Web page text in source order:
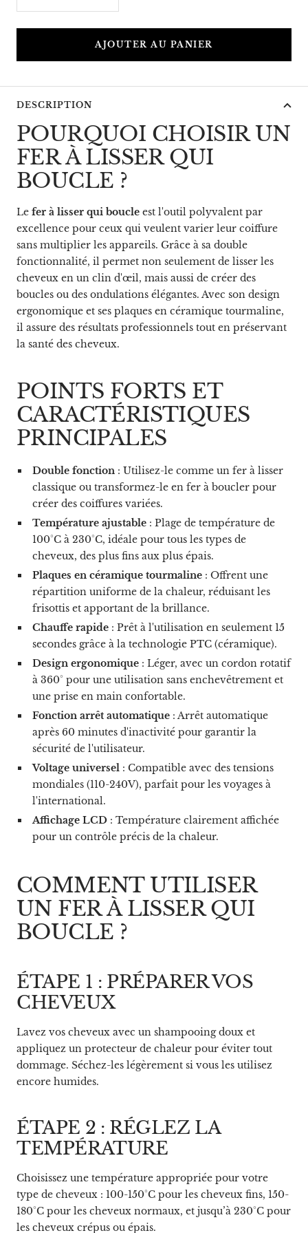
AJOUTER AU PANIER
DESCRIPTION
POURQUOI CHOISIR UN
FER À LISSER QUI
BOUCLE ?
Le fer à lisser qui boucle est l'outil polyvalent par
excellence pour ceux qui veulent varier leur coiffure
sans multiplier les appareils. Grâce à sa double
fonctionnalité, il permet non seulement de lisser les
cheveux en un clin d'œil, mais aussi de créer des
boucles ou des ondulations élégantes. Avec son design
ergonomique et ses plaques en céramique tourmaline,
il assure des résultats professionnels tout en préservant
la santé des cheveux.
POINTS FORTS ET
CARACTÉRISTIQUES
PRINCIPALES
Double fonction : Utilisez-le comme un fer à lisser
classique ou transformez-le en fer à boucler pour
créer des coiffures variées.
Température ajustable: Plage de température de
100°C à 230°C, idéale pour tous les types de
cheveux, des plus fins aux plus épais.
Plaques en céramique tourmaline: Offrent une
répartition uniforme de la chaleur, réduisant les
frisottis et apportant de la brillance.
Chauffe rapide: Prêt à l'utilisation en seulement 15
secondes grâce à la technologie PTC (céramique).
Design ergonomique: Léger, avec un cordon rotatif
à 360° pour une utilisation sans enchevêtrement et
une prise en main confortable.
Fonction arrêt automatique: Arrêt automatique
après 60 minutes d'inactivité pour garantir la
sécurité de l'utilisateur.
Voltage universel : Compatible avec des tensions
mondiales (110-240V), parfait pour les voyages à
l'international.
Affichage LCD: Température clairement affichée
pour un contrôle précis de la chaleur.
COMMENT UTILISER
UN FER À LISSER QUI
BOUCLE ?
ÉTAPE 1 : PRÉPARER VOS
CHEVEUX
Lavez vos cheveux avec un shampooing doux et
appliquez un protecteur de chaleur pour éviter tout
dommage. Séchez-les légèrement si vous les utilisez
encore humides.
ÉTAPE 2 : RÉGLEZ LA
TEMPÉRATURE
Choisissez une température appropriée pour votre
type de cheveux : 100-150°C pour les cheveux fins, 150-
180°C pour les cheveux normaux, et jusqu’à 230°C pour
les cheveux crépus ou épais.